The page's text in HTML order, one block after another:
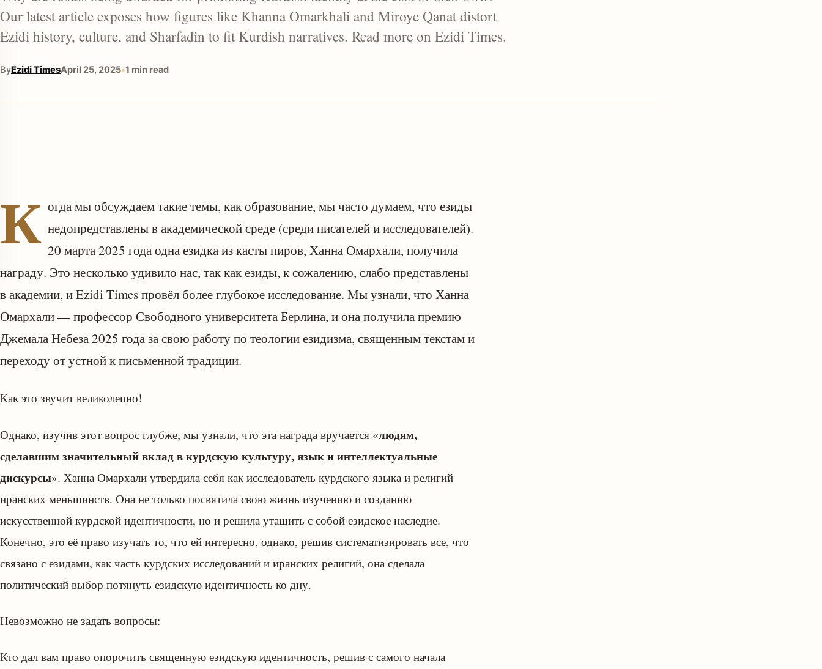
Our latest article exposes how figures like Khanna Omarkhali and Miroye Qanat distort
Ezidi history, culture, and Sharfadin to fit Kurdish narratives. Read more on Ezidi Times.
ByEzidi TimesApril 25, 2025•1 min read
К огда мы обсуждаем такие темы, как образование, мы часто думаем, что езиды
недопредставлены в академической среде (среди писателей и исследователей).
20 марта 2025 года одна езидка из касты пиров, Ханна Омархали, получила
награду. Это несколько удивило нас, так как езиды, к сожалению, слабо представлены
в академии, и Ezidi Times провёл более глубокое исследование. Мы узнали, что Ханна
Омархали — профессор Свободного университета Берлина, и она получила премию
Джемала Небеза 2025 года за свою работу по теологии езидизма, священным текстам и
переходу от устной к письменной традиции.
Как это звучит великолепно!
Однако, изучив этот вопрос глубже, мы узнали, что эта награда вручается «людям,
сделавшим значительный вклад в курдскую культуру, язык и интеллектуальные
дискурсы». Ханна Омархали утвердила себя как исследователь курдского языка и религий
иранских меньшинств. Она не только посвятила свою жизнь изучению и созданию
искусственной курдской идентичности, но и решила утащить с собой езидское наследие.
Конечно, это её право изучать то, что ей интересно, однако, решив систематизировать все, что
связано с езидами, как часть курдских исследований и иранских религий, она сделала
политический выбор потянуть езидскую идентичность ко дну.
Невозможно не задать вопросы:
Кто дал вам право опорочить священную езидскую идентичность, решив с самого начала